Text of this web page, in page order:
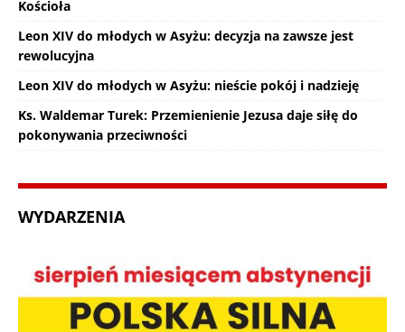
Kościoła
Leon XIV do młodych w Asyżu: decyzja na zawsze jest
rewolucyjna
Leon XIV do młodych w Asyżu: nieście pokój i nadzieję
Ks. Waldemar Turek: Przemienienie Jezusa daje siłę do
pokonywania przeciwności
WYDARZENIA